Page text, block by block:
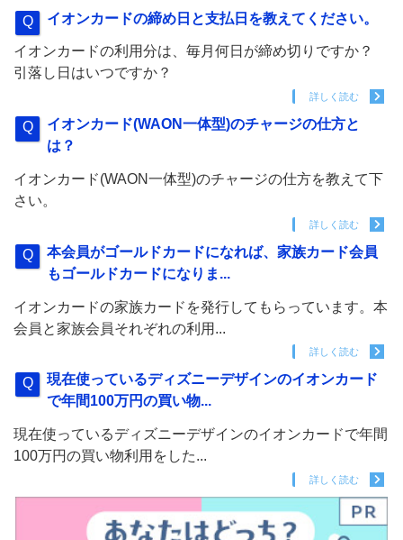
イオンカードの締め日と支払日を教えてください。
イオンカードの利用分は、毎月何日が締め切りですか？
引落し日はいつですか？
詳しく読む
イオンカード(WAON一体型)のチャージの仕方と
は？
イオンカード(WAON一体型)のチャージの仕方を教えて下
さい。
詳しく読む
本会員がゴールドカードになれば、家族カード会員
もゴールドカードになりま...
イオンカードの家族カードを発行してもらっています。本
会員と家族会員それぞれの利用...
詳しく読む
現在使っているディズニーデザインのイオンカード
で年間100万円の買い物...
現在使っているディズニーデザインのイオンカードで年間
100万円の買い物利用をした...
詳しく読む